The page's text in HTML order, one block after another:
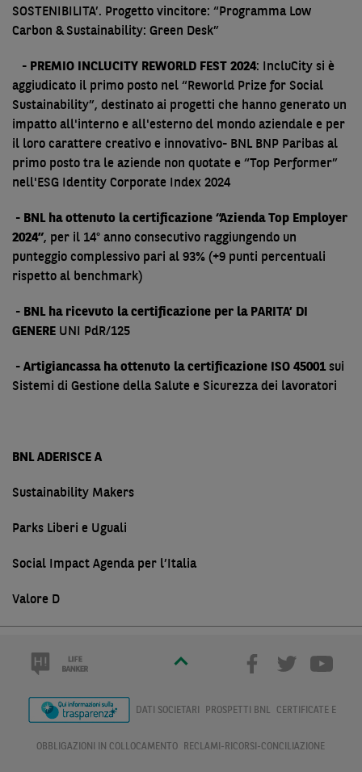
SOSTENIBILITA’. Progetto vincitore: “Programma Low
Carbon & Sustainability: Green Desk”
- PREMIO INCLUCITY REWORLD FEST 2024:
IncluCity si è
aggiudicato il primo posto nel “Reworld Prize for Social
Sustainability”, destinato ai progetti che hanno generato un
impatto all'interno e all'esterno del mondo aziendale e per
il loro carattere creativo e innovativo- BNL BNP Paribas al
primo posto tra le aziende non quotate e “Top Performer”
nell'ESG Identity Corporate Index 2024
- BNL ha ottenuto la certificazione “Azienda Top Employer
2024”, per il 14° anno consecutivo raggiungendo un
punteggio complessivo pari al 93% (+9 punti percentuali
rispetto al benchmark)
- BNL ha ricevuto la certificazione per la PARITA’ DI
GENERE UNI PdR/125
- Artigiancassa ha ottenuto la certificazione ISO 45001sui
Sistemi di Gestione della Salute e Sicurezza dei lavoratori
BNL ADERISCE A
Sustainability Makers
Parks Liberi e Uguali
Social Impact Agenda per l’Italia
Valore D
DATI SOCIETARI PROSPETTI BNL CERTIFICATE E
OBBLIGAZIONI IN COLLOCAMENTO RECLAMI-RICORSI-CONCILIAZIONE